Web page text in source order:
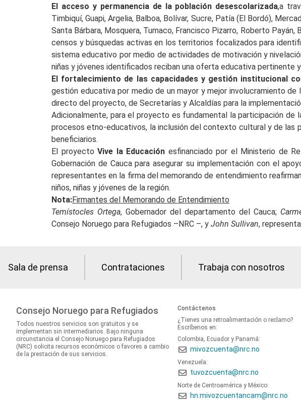
El acceso y permanencia de la población desescolarizada,a
Timbiquí, Guapi, Argelia, Balboa, Bolívar, Sucre, Patía (El Bordó),
Santa Bárbara, Mosquera, Tumaco, Francisco Pizarro, Roberto
censos y búsquedas activas en los territorios focalizados para
sistema educativo por medio de actividades de motivación y
niñas y jóvenes identificados reciban una oferta educativa
El fortalecimiento de las capacidades y gestión institucional
gestión educativa por medio de un mayor y mejor involucramiento
directo del proyecto, de Secretarías y Alcaldías para la
Adicionalmente, para el proyecto es fundamental la participación
procesos etno-educativos, la inclusión del contexto cultural y de las
beneficiarios.
El proyectoVive la Educación esfinanciado por el Ministerio de
Gobernación de Cauca para asegurar su implementación con el
representantes en la firma del memorando de entendimiento
niños, niñas y jóvenes de la región.
Nota:Firmantes del Memorando de Entendimiento
Temístocles Ortega, Gobernador del departamento del Cauca;
Consejo Noruego para Refugiados –NRC –, y John Sullivan,
Sala de prensa Contrataciones Trabaja con nosotros
Consejo Noruego para Refugiados
Todos nuestros servicios son gratuitos y se
implementan sin intermediarios. Bajo ninguna
circunstancia el Consejo Noruego para Refugiados
(NRC) solicita recursos económicos o favores a cambio
de la prestación de sus servicios.
Contáctenos
¿Tienes una retroalimentación o reclamo?
Escríbenos en:
Colombia, Ecuador y Panamá:
mivozcuenta@nrc.no
Venezuela:
tuvozcuenta@nrc.no
Norte de Centroamérica y México:
hn.mivozcuentancam@nrc.no